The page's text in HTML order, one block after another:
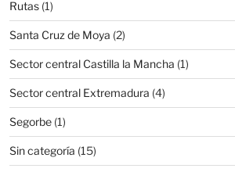
Rutas(1)
Santa Cruz de Moya (2)
Sector central Castilla la Mancha (1)
Sector central Extremadura (4)
Segorbe(1)
Sin categoría (15)